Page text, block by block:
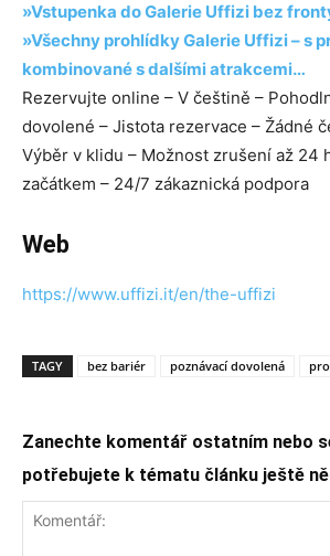
»Vstupenka do Galerie Uffizi bez
»Všechny prohlídky Galerie Uffizi – s
kombinované s dalšími atrakcemi…
Rezervujte online – V češtině –
dovolené – Jistota rezervace – Žádné
Výběr v klidu – Možnost zrušení až 24
začátkem – 24/7 zákaznická podpora
Web
https://www.uffizi.it/en/the-uffizi
TAGY bez bariér poznávací dovolená
Zanechte komentář ostatním nebo
potřebujete k tématu článku ještě